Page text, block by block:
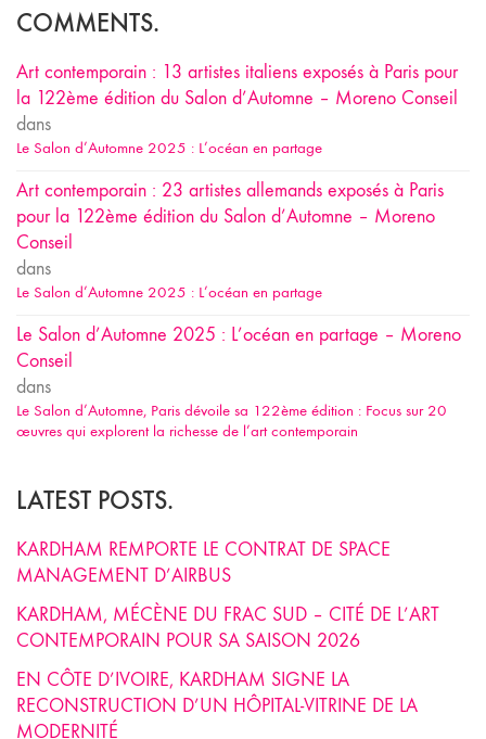
COMMENTS.
Art contemporain : 13 artistes italiens exposés à Paris pour
la 122ème édition du Salon d’Automne – Moreno Conseil
dans
Le Salon d’Automne 2025 : L’océan en partage
Art contemporain : 23 artistes allemands exposés à Paris
pour la 122ème édition du Salon d’Automne – Moreno
Conseil
dans
Le Salon d’Automne 2025 : L’océan en partage
Le Salon d’Automne 2025 : L’océan en partage – Moreno
Conseil
dans
Le Salon d’Automne, Paris dévoile sa 122ème édition : Focus sur 20
œuvres qui explorent la richesse de l’art contemporain
LATEST POSTS.
KARDHAM REMPORTE LE CONTRAT DE SPACE
MANAGEMENT D’AIRBUS
KARDHAM, MÉCÈNE DU FRAC SUD – CITÉ DE L’ART
CONTEMPORAIN POUR SA SAISON 2026
EN CÔTE D’IVOIRE, KARDHAM SIGNE LA
RECONSTRUCTION D’UN HÔPITAL-VITRINE DE LA
MODERNITÉ